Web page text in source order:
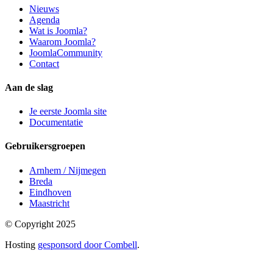
Nieuws
Agenda
Wat is Joomla?
Waarom Joomla?
JoomlaCommunity
Contact
Aan de slag
Je eerste Joomla site
Documentatie
Gebruikersgroepen
Arnhem / Nijmegen
Breda
Eindhoven
Maastricht
© Copyright 2025
Hosting gesponsord door Combell.